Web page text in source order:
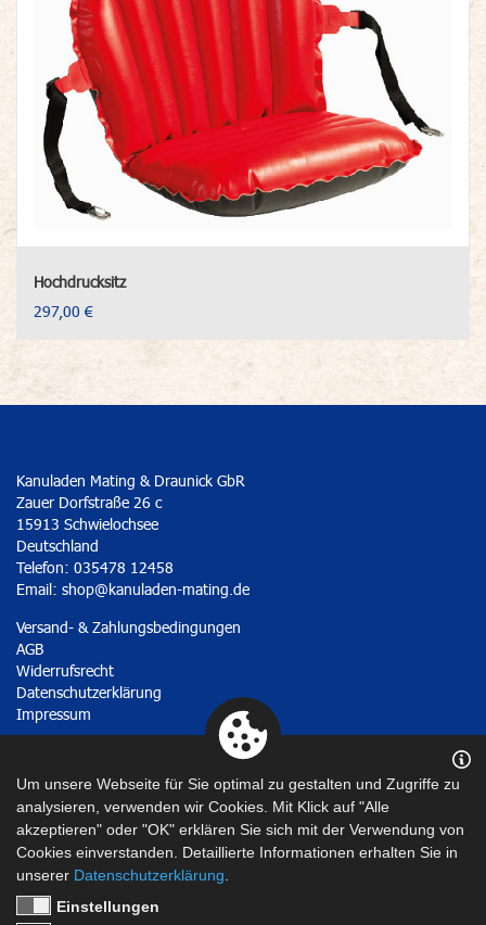
Hochdrucksitz
297,00 €
Kanuladen Mating & Draunick GbR
Zauer Dorfstraße 26 c
15913 Schwielochsee
Deutschland
Telefon: 035478 12458
Email: shop@kanuladen-mating.de
Versand- & Zahlungsbedingungen
AGB
Widerrufsrecht
Datenschutzerklärung
Impressum
Um unsere Webseite für Sie optimal zu gestalten und Zugriffe zu
analysieren, verwenden wir Cookies. Mit Klick auf "Alle
akzeptieren" oder "OK" erklären Sie sich mit der Verwendung von
Cookies einverstanden. Detaillierte Informationen erhalten Sie in
unserer Datenschutzerklärung
Einstellungen